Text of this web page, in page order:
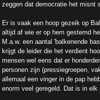
zeggen dat democratie het misnt
Er is vaak een hoop gezeik op
altijd af wie er op hem gestemd
M.a.w. een aantal 'balkenende
krijgt de leider die het verdient
mensen wel eens dat er
personen zijn (pressiegroepen,
allemaal een vinger in de pap
enorm veel geregeld. Dat is in